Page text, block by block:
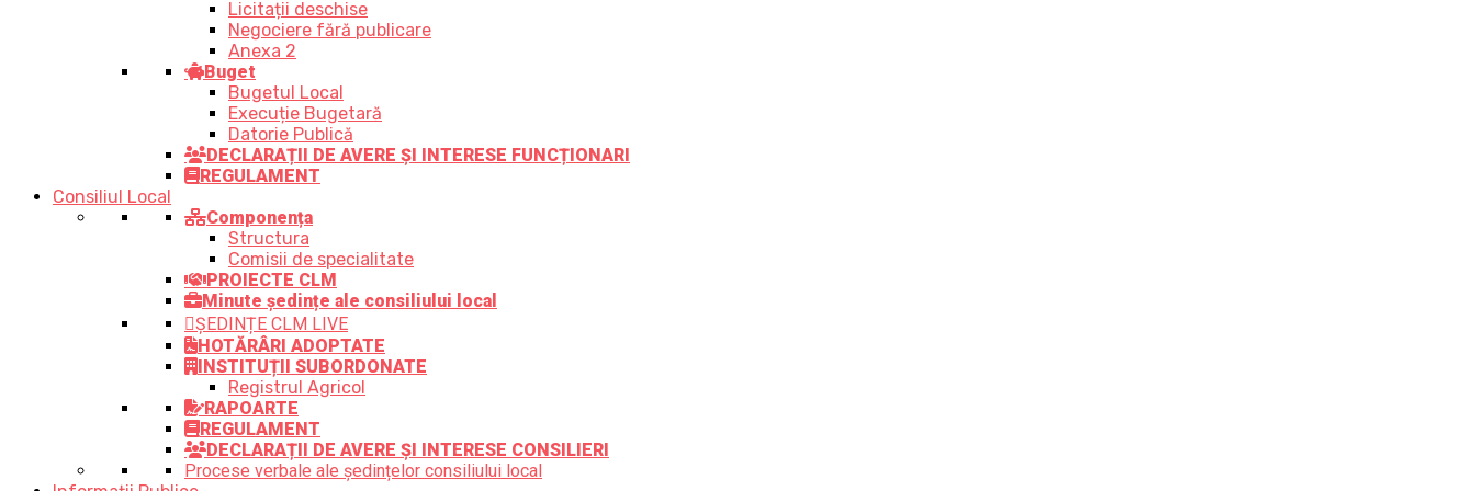
Licitații deschise
Negociere fără publicare
Anexa 2
Buget
Bugetul Local
Execuție Bugetară
Datorie Publică
DECLARAȚII DE AVERE ȘI INTERESE FUNCȚIONARI
REGULAMENT
Consiliul Local
Componența
Structura
Comisii de specialitate
PROIECTE CLM
Minute ședințe ale consiliului local
ȘEDINȚE CLM LIVE
HOTĂRÂRI ADOPTATE
INSTITUȚII SUBORDONATE
Registrul Agricol
RAPOARTE
REGULAMENT
DECLARAȚII DE AVERE ȘI INTERESE CONSILIERI
Procese verbale ale ședințelor consiliului local